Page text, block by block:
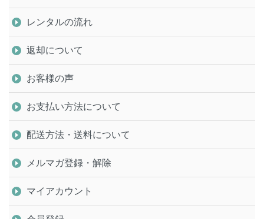
レンタルの流れ
返却について
お客様の声
お支払い方法について
配送方法・送料について
メルマガ登録・解除
マイアカウント